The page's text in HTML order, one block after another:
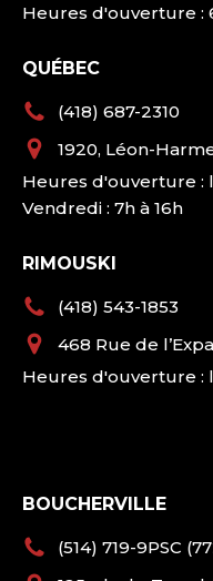
Heures d'ouverture :
QUÉBEC
(418) 687-2310
1920, Léon-
Heures d'ouverture :
Vendredi : 7h à 16h
RIMOUSKI
(418) 543-1853
468 Rue de
Heures d'ouverture :
BOUCHERVILLE
(514) 719-9PSC